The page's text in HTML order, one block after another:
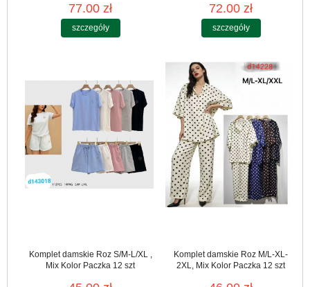
77.00 zł
szczegóły
72.00 zł
szczegóły
Komplet damskie Roz S/M-L/XL ,
Mix Kolor Paczka 12 szt
Komplet damskie Roz M/L-XL-
2XL, Mix Kolor Paczka 12 szt